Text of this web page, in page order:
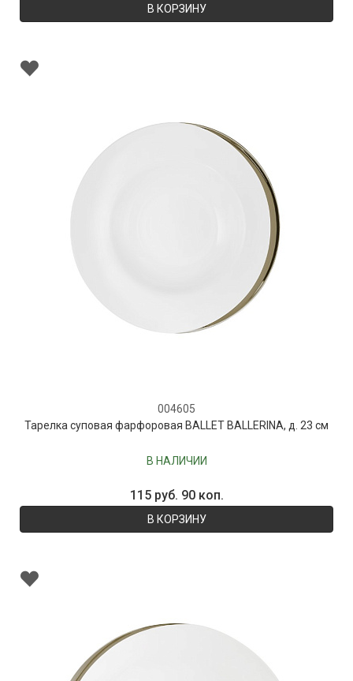
В КОРЗИНУ
004605
Тарелка суповая фарфоровая BALLET BALLERINA, д. 23 см
В НАЛИЧИИ
115 руб. 90 коп.
В КОРЗИНУ